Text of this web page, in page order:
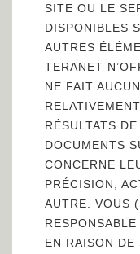
SITE OU LE
DISPONIBLES
AUTRES
TERANET
NE FAIT
RÉSULTATS
DOCUMENTS
CONCERNE
PRÉCISION,
AUTRE. VOUS
EN RAISON DE